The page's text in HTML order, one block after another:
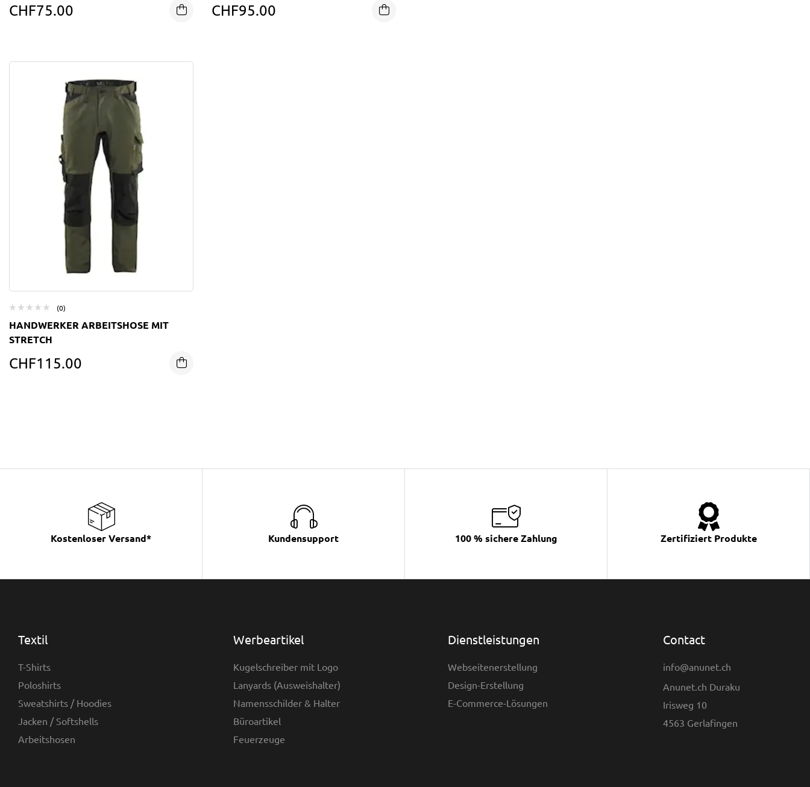
CHF75.00 CHF95.00
(0)
HANDWERKER ARBEITSHOSE MIT
STRETCH
CHF115.00
Kostenloser Versand* Kundensupport 100 % sichere Zahlung Zertifiziert Produkte
Textil
T-Shirts
Poloshirts
Sweatshirts / Hoodies
Jacken / Softshells
Arbeitshosen
Werbeartikel
Kugelschreiber mit Logo
Lanyards (Ausweishalter)
Namensschilder & Halter
Büroartikel
Feuerzeuge
Dienstleistungen
Webseitenerstellung
Design-Erstellung
E-Commerce-Lösungen
Contact
info@anunet.ch
Anunet.ch Duraku
Irisweg 10
4563 Gerlafingen